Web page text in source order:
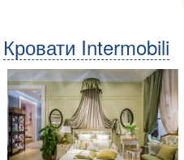
Кровати Intermobili